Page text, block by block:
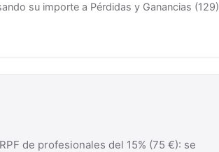
su importe a Pérdidas y Ganancias
de profesionales del 15% (75 €): se